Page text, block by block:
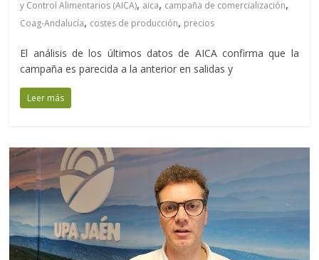
y Control Alimentarios (AICA), aica, campaña de comercialización,
Coag-Andalucía, costes de producción, precios
El análisis de los últimos datos de AICA confirma que la
campaña es parecida a la anterior en salidas y
Leer más